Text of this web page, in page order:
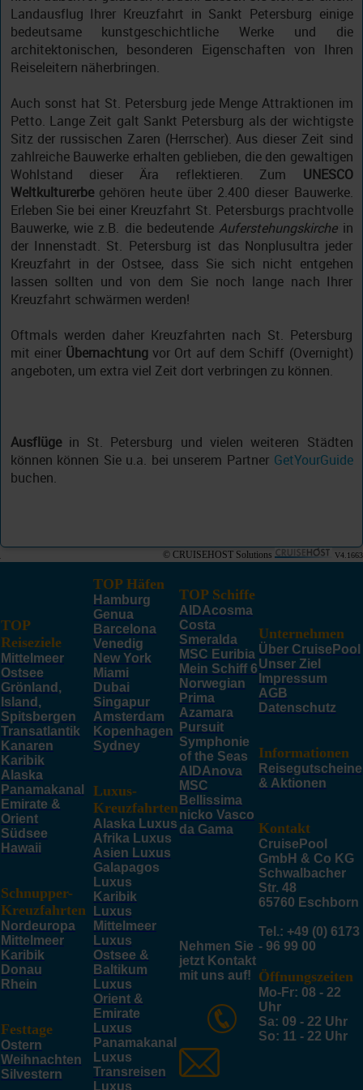
Landausflug Ihrer Kreuzfahrt in Sankt Petersburg einige
bedeutsame kunstgeschichtliche Werke und die
architektonischen, besonderen Eigenschaften von Ihren
Reiseleitern näherbringen.
Auch sonst hat St. Petersburg jede Menge Attraktionen im
Petto. Lange Zeit galt Sankt Petersburg als der wichtigste
Sitz der russischen Zaren (Herrscher). Aus dieser Zeit sind
zahlreiche Bauwerke erhalten geblieben, die den gewaltigen
Wohlstand dieser Ära reflektieren. Zum UNESCO
Weltkulturerbegehören heute über 2.400 dieser Bauwerke.
Erleben Sie bei einer Kreuzfahrt St. Petersburgs prachtvolle
Bauwerke, wie z.B. die bedeutendeAuferstehungskirche in
der Innenstadt. St. Petersburg ist das Nonplusultra jeder
Kreuzfahrt in der Ostsee, dass Sie sich nicht entgehen
lassen sollten und von dem Sie noch lange nach Ihrer
Kreuzfahrt schwärmen werden!
Oftmals werden daher Kreuzfahrten nach St. Petersburg
mit einer Übernachtung vor Ort auf dem Schiff (Overnight)
angeboten, um extra viel Zeit dort verbringen zu können.
Ausflüge in St. Petersburg und vielen weiteren Städten
können können Sie u.a. bei unserem Partner GetYourGuide
buchen.
© CRUISEHOST Solutions V4.1663
TOP
Reiseziele
Mittelmeer
Ostsee
Grönland,
Island,
Spitsbergen
Transatlantik
Kanaren
Karibik
Alaska
Panamakanal
Emirate &
Orient
Südsee
Hawaii
Schnupper-
Kreuzfahrten
Nordeuropa
Mittelmeer
Karibik
Donau
Rhein
Festtage
Ostern
Weihnachten
Silvestern
TOP Häfen
Hamburg
Genua
Barcelona
Venedig
New York
Miami
Dubai
Singapur
Amsterdam
Kopenhagen
Sydney
Luxus-
Kreuzfahrten
Alaska Luxus
Afrika Luxus
Asien Luxus
Galapagos
Luxus
Karibik
Luxus
Mittelmeer
Luxus
Ostsee &
Baltikum
Luxus
Orient &
Emirate
Luxus
Panamakanal
Luxus
Transreisen
Luxus
TOP Schiffe
AIDAcosma
Costa
Smeralda
MSC Euribia
Mein Schiff 6
Norwegian
Prima
Azamara
Pursuit
Symphonie
of the Seas
AIDAnova
MSC
Bellissima
nicko Vasco
da Gama
Nehmen Sie
jetzt Kontakt
mit uns auf!
Unternehmen
Über CruisePool
Unser Ziel
Impressum
AGB
Datenschutz
Informationen
Reisegutscheine
& Aktionen
Kontakt
CruisePool
GmbH & Co KG
Schwalbacher
Str. 48
65760 Eschborn
Tel.: +49 (0) 6173
- 96 99 00
Öffnungszeiten
Mo-Fr: 08 - 22
Uhr
Sa: 09 - 22 Uhr
So: 11 - 22 Uhr